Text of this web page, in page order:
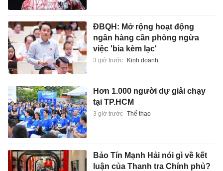
ĐBQH: Mở rộng hoạt động
ngân hàng cần phòng ngừa
việc 'bia kèm lạc'
3 giờ trước Kinh doanh
Hơn 1.000 người dự giải chạy
tại TP.HCM
3 giờ trước Thể thao
Bảo Tín Mạnh Hải nói gì về kết
luận của Thanh tra Chính phủ?